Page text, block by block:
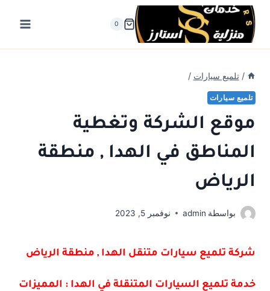
التجاوز
المحتوى
0
/ تلميع سيارات /
تلميع سيارات
موقع الشركة وتغطية
المناطق في الهدا , منطقة
الرياض
بواسطة admin نوفمبر 5, 2023
شركة تلميع سيارات متنقل الهدا , منطقة الرياض
خدمة تلميع السيارات المتنقلة في الهدا : المميزات